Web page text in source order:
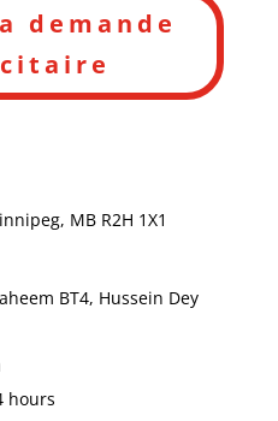
demande
MB R2H 1X1
BT4, Hussein Dey
hours